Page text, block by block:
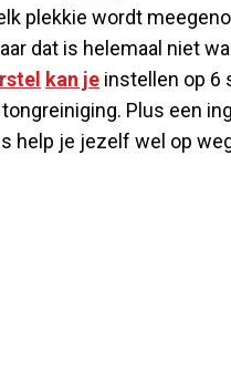
plekkie wordt
dat is helemaal niet
kan je instellen op 6
Plus een
help je jezelf wel op